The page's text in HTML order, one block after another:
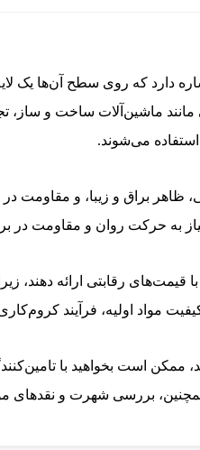
شفت‌های فولادی اشاره دارد که روی
ماشین‌آلات ساخت و ساز،
می‌شوند.
براق و زیبا، و مقاومت در
به حرکت روان و مقاومت در
قیمت‌های رقابتی ارائه دهند،
مواد اولیه، فرآیند
کروم چینی با قطر ۷۰ میلی‌متر هستید،
بررسی شهرت و نقدهای